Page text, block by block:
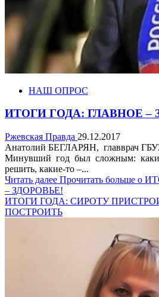
НАШ ОПРОС
ИТОГИ ГОДА: ГЛАВНОЕ –
Ржевская Правда 29.12.2017
Анатолий БЕГЛАРЯН, главврач
Минувший год был сложным:
решить, какие-то –...
Читать далее Прочитать больше о
– ЗДОРОВЬЕ!
ИТОГИ ГОДА: СИРОТУ
ПОСТРОИТЬ